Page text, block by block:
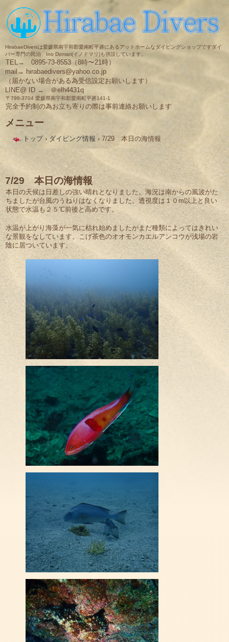
HirabaeDiversは愛媛県南宇和郡愛南町平碆にあるアットホームなダイビングショップですダイ
バー専門の民泊 Ino Domari(イノドマリ)も併設しています。
TEL→ 0895-73-8553（8時〜21時）
mail→ hirabaedivers@yahoo.co.jp
（届かない場合がある為受信設定お願いします）
LINE@ ID → ＠elh4431q
〒798-3704 愛媛県南宇和郡愛南町平碆141-1
完全予約制の為お立ち寄りの際は事前連絡お願いします
メニュー
へ
ス
キ
ッ
プ
トップ › ダイビング情報 › 7/29 本日の海情報
7/29 本日の海情報
本日の天候は日差しの強い晴れとなりました。海況は南からの風波がた
ちましたが台風のうねりはなくなりました。透視度は１０m以上と良い
状態で水温も２５℃前後と高めです。
水温が上がり海藻が一気に枯れ始めましたがまだ種類によってはきれい
な景観をなしています。こげ茶色のオオモンカエルアンコウが浅場の岩
陰に居ついています。